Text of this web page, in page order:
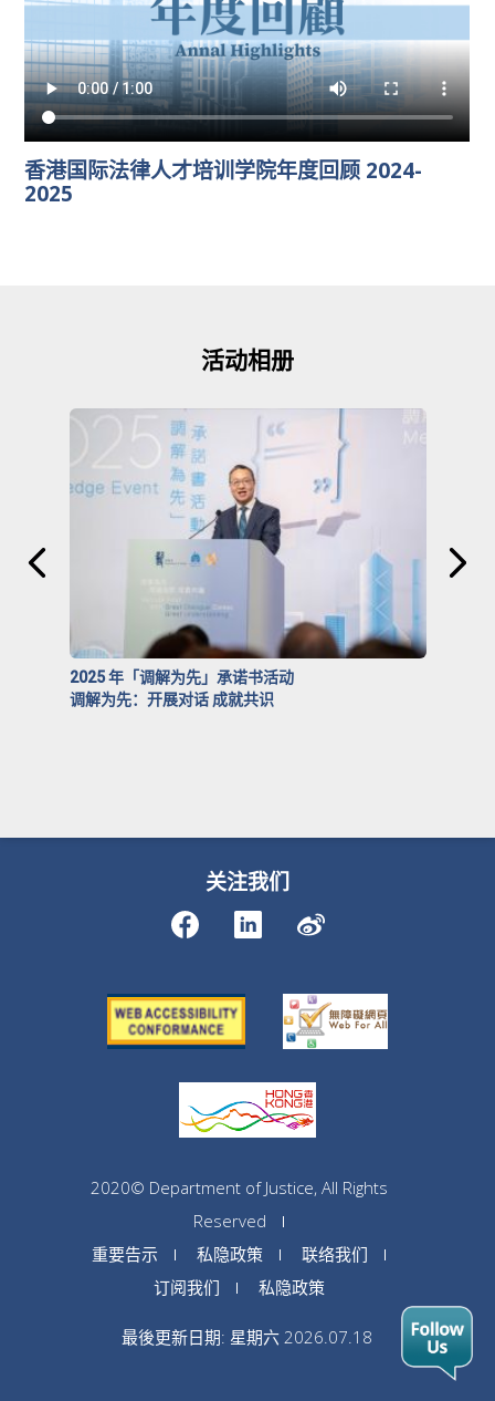
香港国际法律人才培训学院年度回顾 2024-
2025
活动相册
2025 年「调解为先」承诺书活动
调解为先：开展对话 成就共识
关注我们
2020© Department of Justice, All Rights
Reserved
重要告示
私隐政策
联络我们
订阅我们
私隐政策
最後更新日期: 星期六 2026.07.18